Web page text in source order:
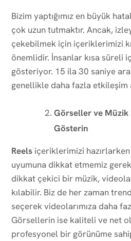
Bizim yaptığımız en büyük
çok uzun tutmaktır. Ancak,
çekebilmek için içeriklerimizi
önemlidir. İnsanlar kısa süreli
gösteriyor. 15 ila 30 saniye
genellikle daha fazla etkileşim
Görseller ve Müzik
Gösterin
Reels içeriklerimizi
uyumuna dikkat etmemiz
dikkat çekici bir müzik,
kılabilir. Biz de her zaman
seçerek videolarımıza daha
Görsellerin ise kaliteli ve net
profesyonel bir görünüme